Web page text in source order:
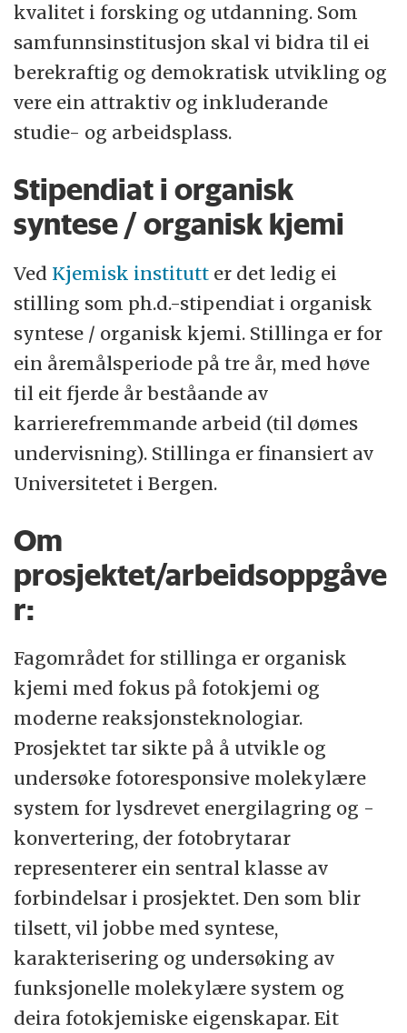
består av sju institutt og en rekke
sentre.Les meir om fakultet ogtilhøyrande
institutt.
kvalitet i forsking og utdanning. Som
samfunnsinstitusjon skal vi bidra til ei
berekraftig og demokratisk utvikling og
vere ein attraktiv og inkluderande
studie- og arbeidsplass.
Stipendiat i organisk
syntese / organisk kjemi
Ved Kjemisk institutt er det ledig ei
stilling som ph.d.-stipendiat i organisk
syntese / organisk kjemi. Stillinga er for
ein åremålsperiode på tre år, med høve
til eit fjerde år beståande av
karrierefremmande arbeid (til dømes
undervisning). Stillinga er finansiert av
Universitetet i Bergen.
Om
prosjektet/arbeidsoppgåve
r:
Fagområdet for stillinga er organisk
kjemi med fokus på fotokjemi og
moderne reaksjonsteknologiar.
Prosjektet tar sikte på å utvikle og
undersøke fotoresponsive molekylære
system for lysdrevet energilagring og -
konvertering, der fotobrytarar
representerer ein sentral klasse av
forbindelsar i prosjektet. Den som blir
tilsett, vil jobbe med syntese,
karakterisering og undersøking av
funksjonelle molekylære system og
deira fotokjemiske eigenskapar. Eit